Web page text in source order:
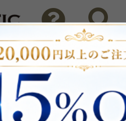
問い合わせ 検索
でポイントプレゼント！
ランキング ブ